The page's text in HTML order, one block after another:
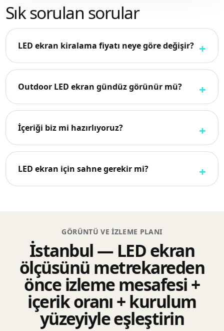
Sık sorulan sorular
LED ekran kiralama fiyatı neye göre değişir?
Outdoor LED ekran gündüz görünür mü?
İçeriği biz mi hazırlıyoruz?
LED ekran için sahne gerekir mi?
GÖRÜNTÜ VE IZLEME PLANI
İstanbul — LED ekran
ölçüsünü metrekareden
önce izleme mesafesi +
içerik oranı + kurulum
yüzeyiyle eşleştirin